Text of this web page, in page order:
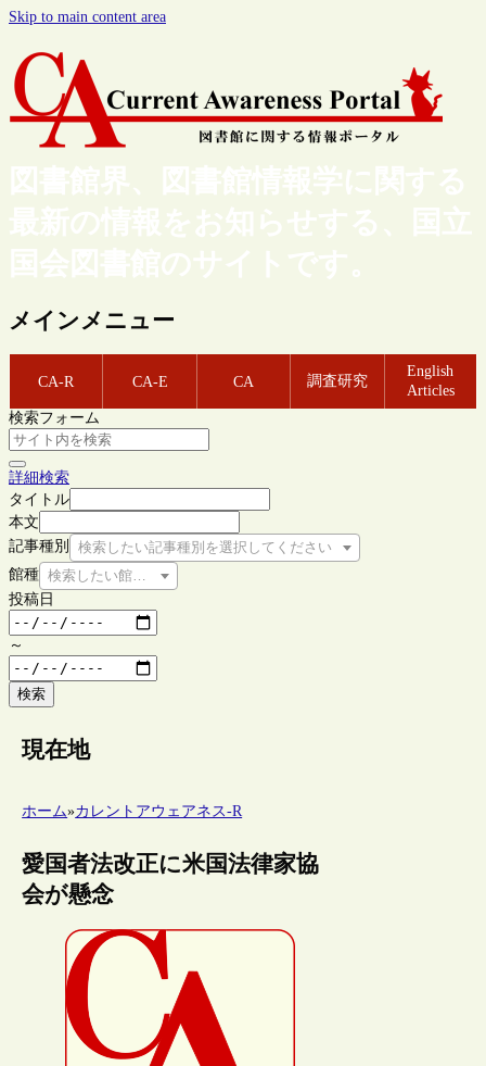
Skip to main content area
図書館界、図書館情報学に関する
最新の情報をお知らせする、国立
国会図書館のサイトです。
メインメニュー
CA-R CA-E CA 調査研究
English
Articles
検索フォーム
詳細検索
タイトル
本文
記事種別
検索したい記事種別を選択してください
館種 検索したい館種を選択してください
投稿日
～
検索
現在地
ホーム»カレントアウェアネス-R
愛国者法改正に米国法律家協
会が懸念